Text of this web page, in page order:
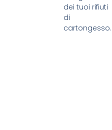
dei tuoi rifiuti
di
cartongesso.